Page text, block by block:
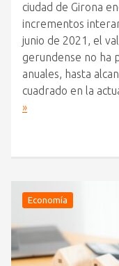
ciudad de Girona
incrementos
junio de 2021, el
gerundense no ha
anuales, hasta
cuadrado en la
»
Economía